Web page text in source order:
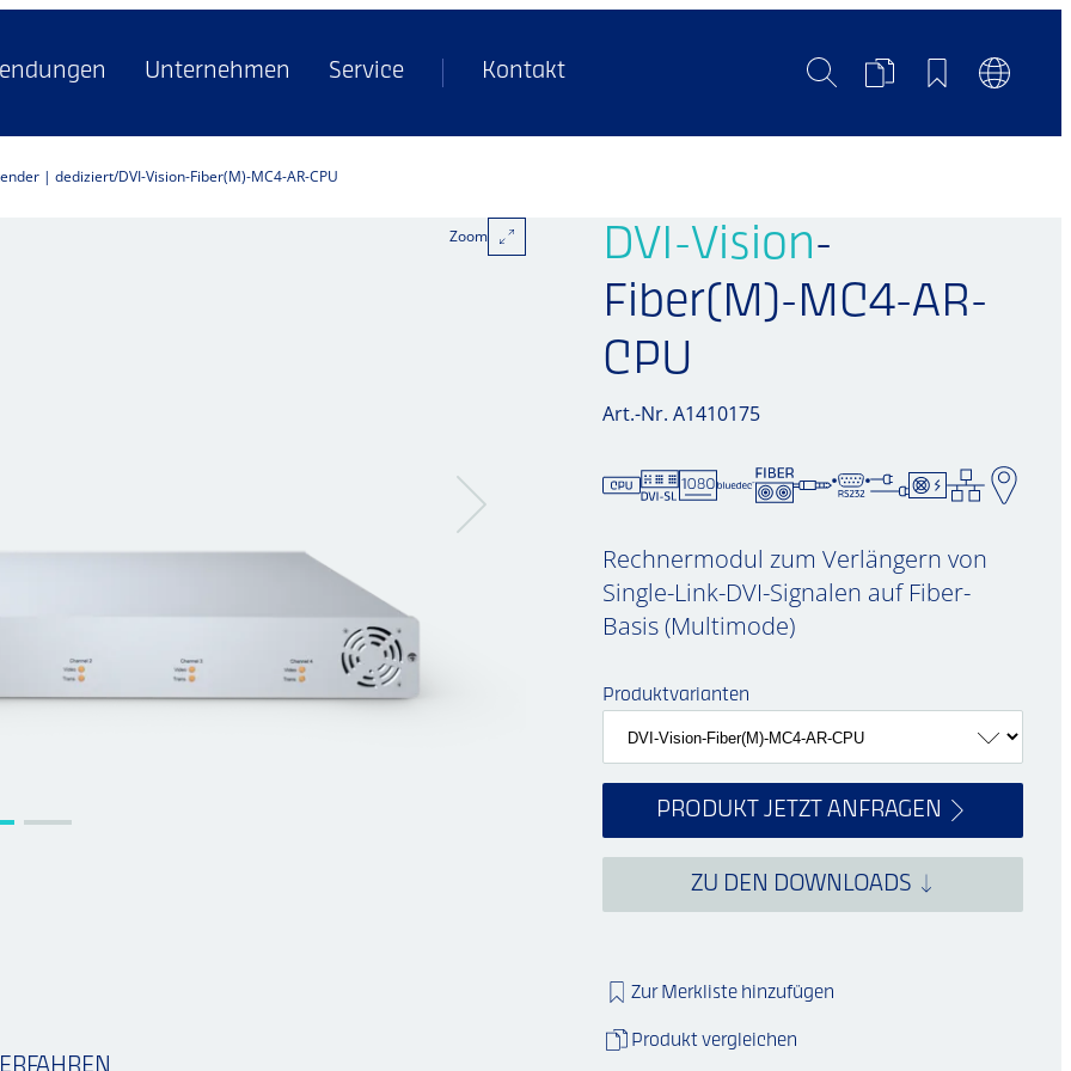
Unternehmen Service Kontakt SucheProduktvergleich
Merkliste
| dediziert DVI-Vision-Fiber(M)-MC4-AR-CPU
DVI-Vision-
Fiber(M)-MC4-AR-
CPU
Art.-Nr. A1410175
Zoom
A
b
d
u
n
g
ä
h
nli
c
Rechnermodul zum Verlängern von
Single-Link-DVI-Signalen auf Fiber-
Basis (Multimode)
Produktvarianten
PRODUKT JETZT ANFRAGEN
ZU DEN DOWNLOADS
Zur Merkliste hinzufügen
Produkt vergleichen